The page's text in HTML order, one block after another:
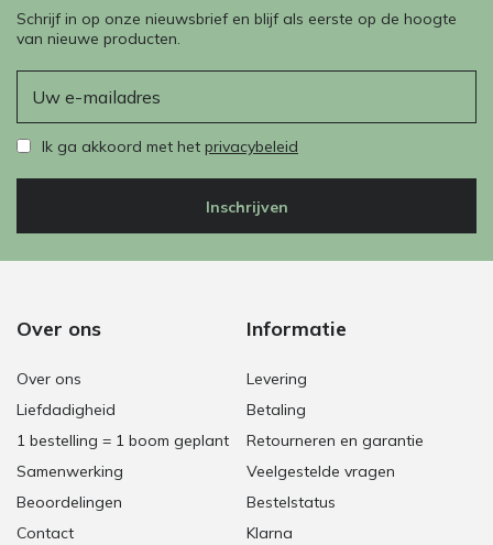
Schrijf in op onze nieuwsbrief en blijf als eerste op de hoogte
van nieuwe producten.
Ik ga akkoord met het privacybeleid
Inschrijven
Over ons
Over ons
Liefdadigheid
1 bestelling = 1 boom geplant
Samenwerking
Beoordelingen
Contact
Informatie
Levering
Betaling
Retourneren en garantie
Veelgestelde vragen
Bestelstatus
Klarna